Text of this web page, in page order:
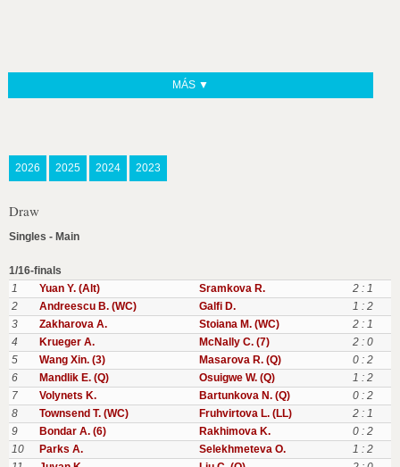
MÁS ▼
2026 2025 2024 2023
Draw
Singles - Main
1/16-finals
1
Yuan Y. (Alt) Sramkova R.
2 : 1
2
Andreescu B. (WC) Galfi D.
1 : 2
3
Zakharova A. Stoiana M. (WC)
2 : 1
4
Krueger A. McNally C. (7)
2 : 0
5
Wang Xin. (3) Masarova R. (Q)
0 : 2
6
Mandlik E. (Q) Osuigwe W. (Q)
1 : 2
7
Volynets K. Bartunkova N. (Q)
0 : 2
8
Townsend T. (WC) Fruhvirtova L. (LL)
2 : 1
9
Bondar A. (6) Rakhimova K.
0 : 2
10
Parks A. Selekhmeteva O.
1 : 2